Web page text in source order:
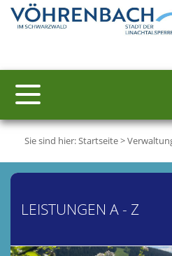
Sie sind hier:Startseite>
LEISTUNGEN A - Z